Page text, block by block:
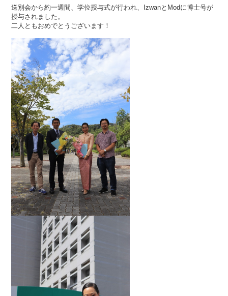
送別会から約一週間、学位授与式が行われ、IzwanとModに博士号が
授与されました。
二人ともおめでとうございます！